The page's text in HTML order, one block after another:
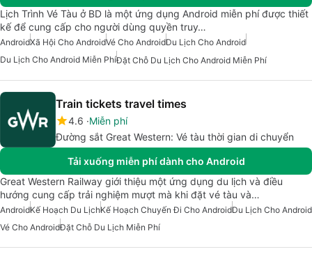
Lịch Trình Vé Tàu ở BD là một ứng dụng Android miễn phí được thiết
kế để cung cấp cho người dùng quyền truy…
AndroidXã Hội Cho AndroidVé Cho AndroidDu Lịch Cho Android
Du Lịch Cho Android Miễn PhíĐặt Chỗ Du Lịch Cho Android Miễn Phí
Train tickets travel times
4.6 Miễn phí
Đường sắt Great Western: Vé tàu thời gian di chuyển
Tải xuống miễn phí dành cho Android
Great Western Railway giới thiệu một ứng dụng du lịch và điều
hướng cung cấp trải nghiệm mượt mà khi đặt vé tàu và…
AndroidKế Hoạch Du LịchKế Hoạch Chuyến Đi Cho AndroidDu Lịch Cho Android
Vé Cho AndroidĐặt Chỗ Du Lịch Miễn Phí